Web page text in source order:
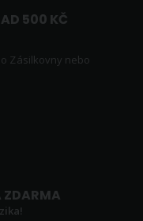
500 KČ
Zásilkovny nebo
ZDARMA